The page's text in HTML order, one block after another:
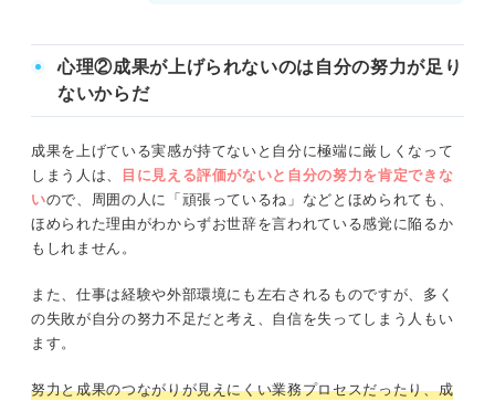
心理②成果が上げられないのは自分の努力が足り
ないからだ
成果を上げている実感が持てないと自分に極端に厳しくなって
しまう人は、
目に見える評価がないと自分の努力を肯定できな
いので、周囲の人に「頑張っているね」などとほめられても、
ほめられた理由がわからずお世辞を言われている感覚に陥るか
もしれません。
また、仕事は経験や外部環境にも左右されるものですが、多く
の失敗が自分の努力不足だと考え、自信を失ってしまう人もい
ます。
努力と成果のつながりが見えにくい業務プロセスだったり、成